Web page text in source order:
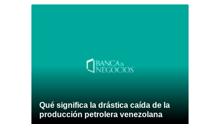
Qué significa la drástica caída de la
producción petrolera venezolana